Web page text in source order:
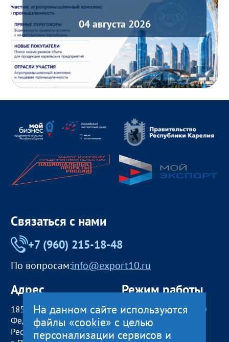
04 августа 2026
Связаться с нами
+7 (960) 215-18-48
По вопросам:info@export10.ru
Адрес
185000, Российская
Федерация,
Республика Карелия
Режим работы
пн — чт:09:00 — 18:00
пт:09:00 — 17:00
обед с 13:00 до 14:00
На данном сайте используются
файлы «cookie» с целью
персонализации сервисов и